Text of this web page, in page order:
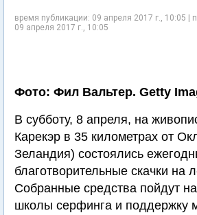
время публикации: 09 апреля 2017 г., 10:05 |
09 апреля 2017 г., 10:05
Фото: Фил Вальтер. Getty
В субботу, 8 апреля, на
Карекэр в 35 километрах от
Зеландия) состоялись
благотворительные скачки на
Собранные средства пойдут
школы серфинга и поддержку